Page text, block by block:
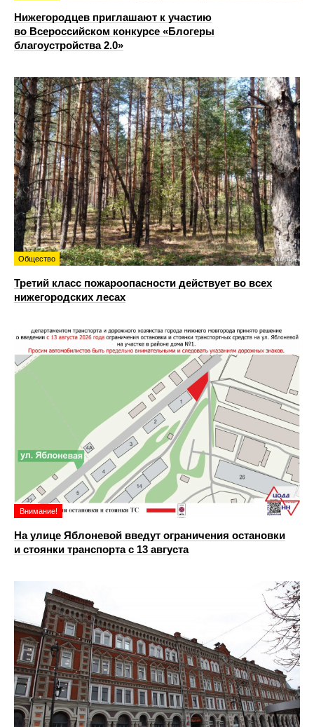
Нижегородцев приглашают к участию
во Всероссийском конкурсе «Блогеры
благоустройства 2.0»
Общество
Третий класс пожароопасности действует во всех
нижегородских лесах
Внимание!
На улице Яблоневой введут ограничения остановки
и стоянки транспорта с 13 августа